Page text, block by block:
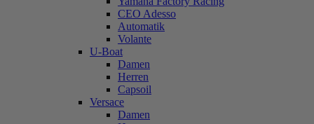
CEO Adesso
Automatik
Volante
U-Boat
Damen
Herren
Capsoil
Versace
Damen